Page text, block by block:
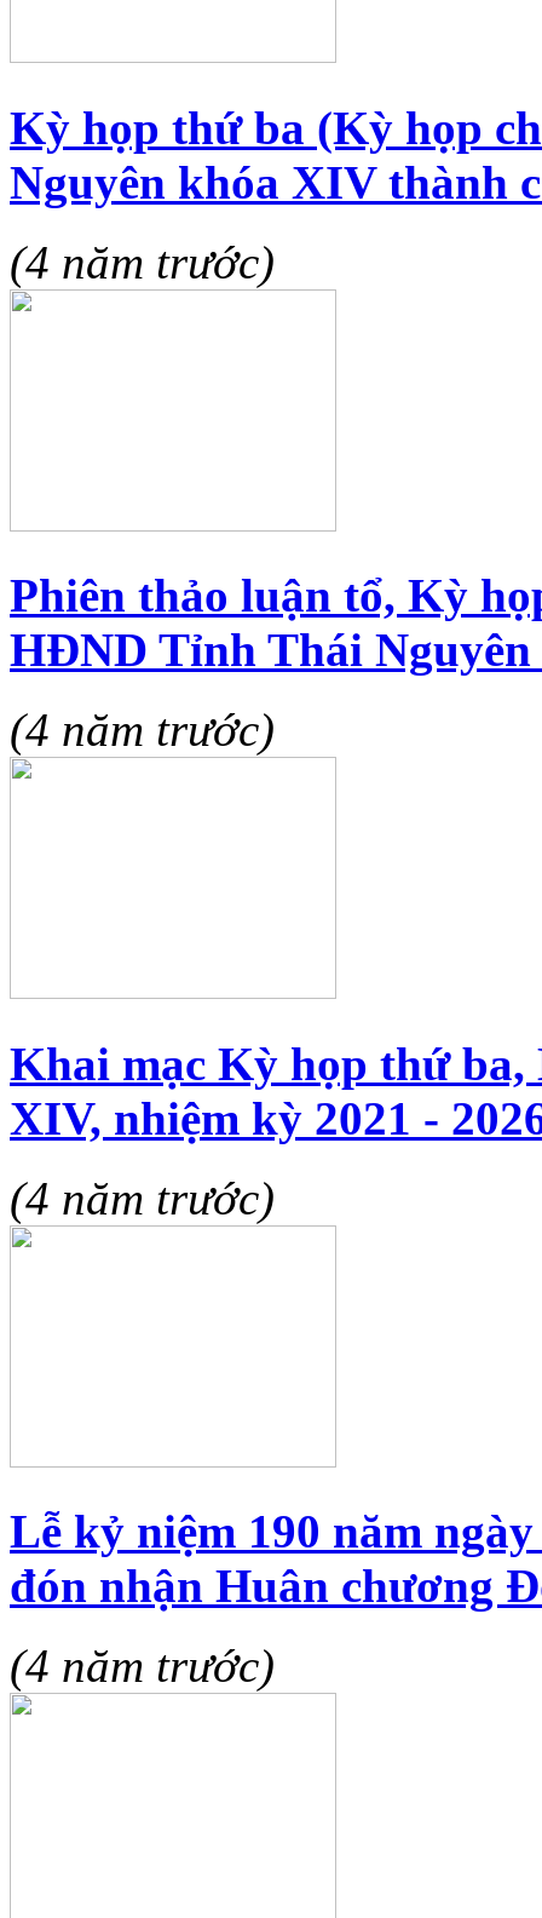
Kỳ họp thứ ba (Kỳ họp
Nguyên khóa XIV thành
(4 năm trước)
Phiên thảo luận tổ, Kỳ
HĐND Tỉnh Thái
(4 năm trước)
Khai mạc Kỳ họp thứ
XIV, nhiệm kỳ 2021 -
(4 năm trước)
Lễ kỷ niệm 190 năm
đón nhận Huân chương
(4 năm trước)